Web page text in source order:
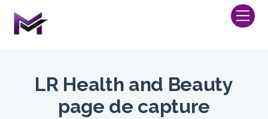
content
LR Health and Beauty
page de capture